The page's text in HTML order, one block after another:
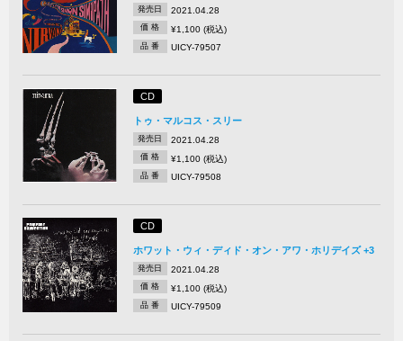
発売日 2021.04.28
価 格 ¥1,100 (税込)
品 番 UICY-79507
CD
トゥ・マルコス・スリー
発売日 2021.04.28
価 格 ¥1,100 (税込)
品 番 UICY-79508
CD
ホワット・ウィ・ディド・オン・アワ・ホリデイズ +3
発売日 2021.04.28
価 格 ¥1,100 (税込)
品 番 UICY-79509